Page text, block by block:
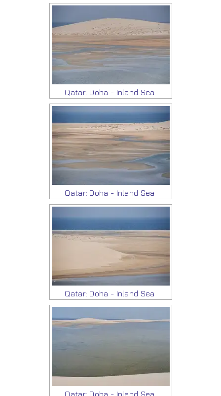
Qatar: Doha - Inland Sea
Qatar: Doha - Inland Sea
Qatar: Doha - Inland Sea
Qatar: Doha - Inland Sea